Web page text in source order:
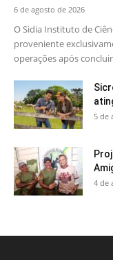
6 de agosto de 2026
O Sidia Instituto de
proveniente
operações após
5 de
4 de